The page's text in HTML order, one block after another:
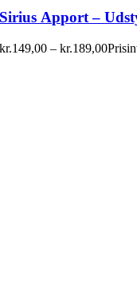
Sirius Apport –
kr.149,00 – kr.189,00